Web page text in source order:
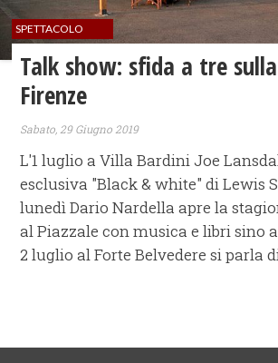
SPETTACOLO
Talk show: sfida a tre
Firenze
Sabato, 29 Giugno 2019
L'1 luglio a Villa Bardini Joe
esclusiva "Black & white" di Lewis
lunedì Dario Nardella apre la
al Piazzale con musica e libri sino
2 luglio al Forte Belvedere si parla